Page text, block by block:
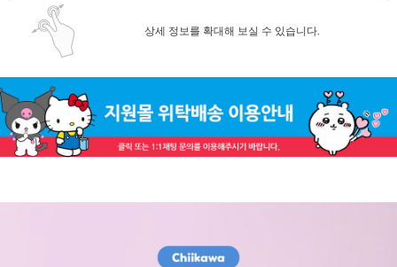
상세 정보를 확대해 보실 수 있습니다.